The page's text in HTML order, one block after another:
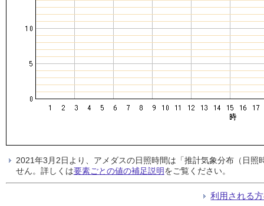
2021年3月2日より、アメダスの日照時間は「推計気象分布（日
せん。詳しくは要素ごとの値の補足説明をご覧ください。
利用される